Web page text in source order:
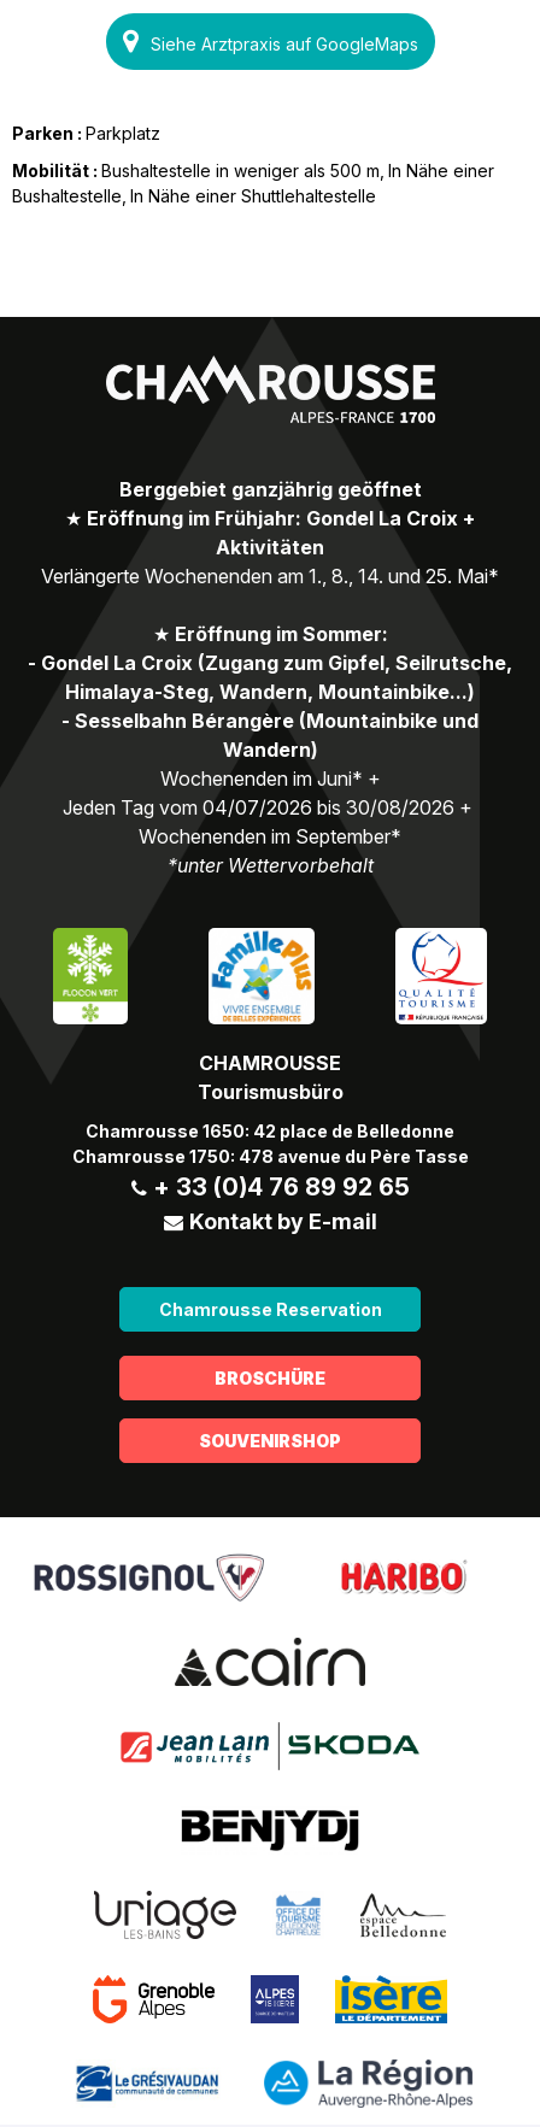
Siehe Arztpraxis auf GoogleMaps
Parken : Parkplatz
Mobilität : Bushaltestelle in weniger als 500 m In Nähe einer
Bushaltestelle In Nähe einer Shuttlehaltestelle
CHAMROUSSE
Tourismusbüro
Chamrousse 1650: 42 place de Belledonne
Chamrousse 1750: 478 avenue du Père Tasse
+ 33 (0)4 76 89 92 65
Kontakt by E-mail
Chamrousse Reservation
Berggebiet ganzjährig geöffnet
★ Eröffnung im Frühjahr: Gondel La Croix +
Aktivitäten
Verlängerte Wochenenden am 1., 8., 14. und 25. Mai*
★ Eröffnung im Sommer:
- Gondel La Croix (Zugang zum Gipfel, Seilrutsche,
Himalaya-Steg, Wandern, Mountainbike...)
- Sesselbahn Bérangère (Mountainbike und
Wandern)
Wochenenden im Juni* +
Jeden Tag vom 04/07/2026 bis 30/08/2026 +
Wochenenden im September*
*unter Wettervorbehalt
BROSCHÜRE
SOUVENIRSHOP